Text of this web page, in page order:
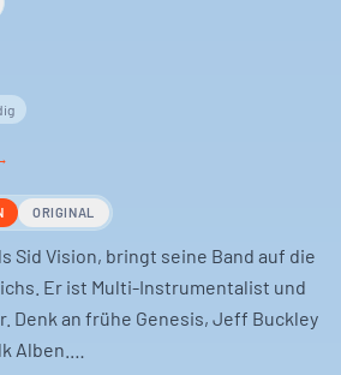
ORIGINAL
Sid Vision, bringt seine Band auf die
Er ist Multi-Instrumentalist und
Denk an frühe Genesis, Jeff Buckley
Alben.